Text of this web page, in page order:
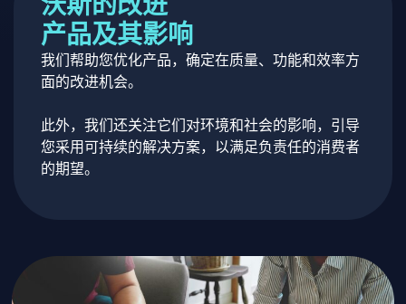
产品及其影响
我们帮助您优化产品，确定在质量、功能和效率方
面的改进机会。
此外，我们还关注它们对环境和社会的影响，引导
您采用可持续的解决方案，以满足负责任的消费者
的期望。